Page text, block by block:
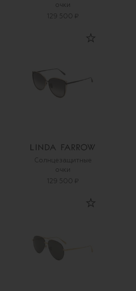
очки
129 500 ₽
Солнцезащитные
очки
129 500 ₽